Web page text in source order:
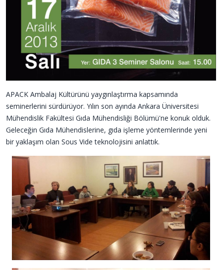
APACK Ambalaj Kültürünü yaygınlaştırma kapsamında
seminerlerini sürdürüyor. Yılın son ayında Ankara Üniversitesi
Mühendislik Fakültesi Gıda Mühendisliği Bölümü'ne konuk olduk.
Geleceğin Gıda Mühendislerine, gıda işleme yöntemlerinde yeni
bir yaklaşım olan Sous Vide teknolojisini anlattık.